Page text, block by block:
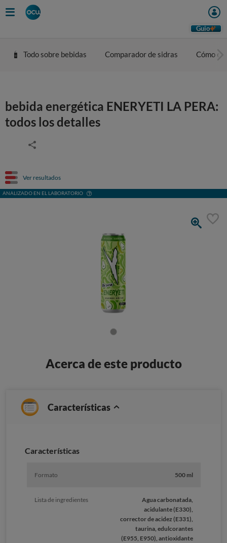
Guio
Todo sobre bebidas Comparador de sidras Cómo
bebida energética ENERYETI LA PERA:
todos los detalles
Ver resultados
ANALIZADO EN EL LABORATORIO
Acerca de este producto
Características
Caracterí­sticas
Formato 500 ml
Lista de ingredientes
Agua carbonatada,
acidulante (E330),
corrector de acidez (E331),
taurina, edulcorantes
(E955, E950), antioxidante